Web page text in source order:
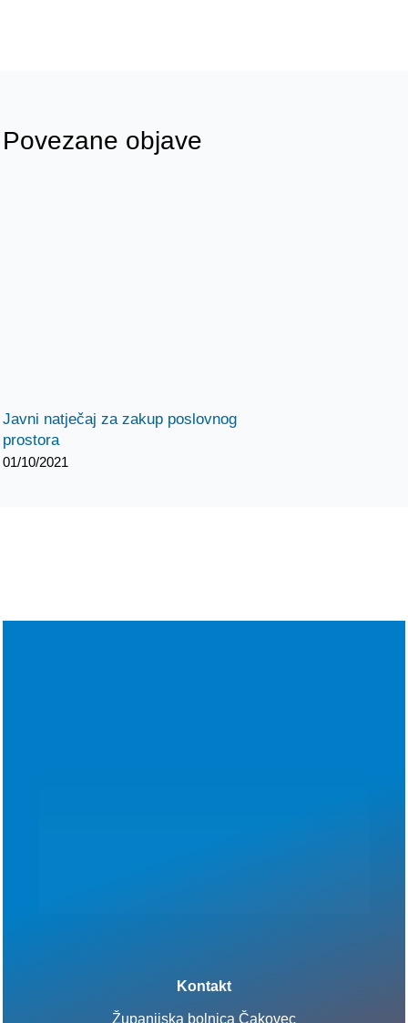
Povezane objave
Javni natječaj za zakup poslovnog
prostora
01/10/2021
Kontakt
Županijska bolnica Čakovec